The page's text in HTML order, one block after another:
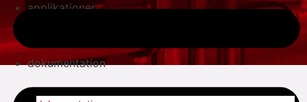
applikationer
dokumentation